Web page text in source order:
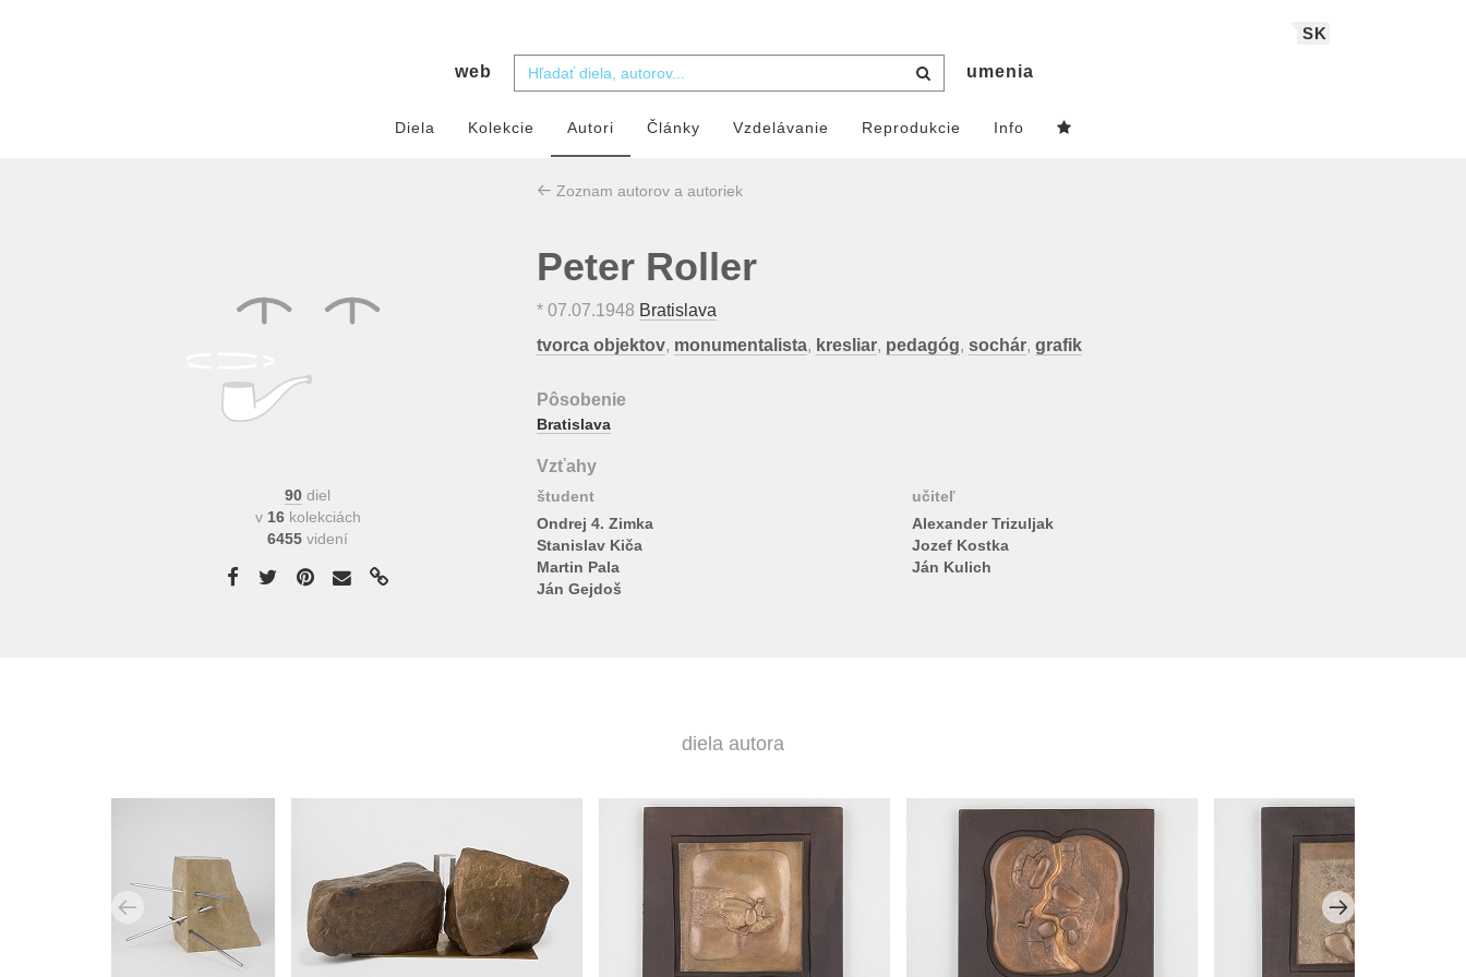
SK
web umenia
Diela Kolekcie Autori Články Vzdelávanie Reprodukcie Info
90 diel
v 16kolekciách
6455 videní
Zoznam autorov a autoriek
Peter Roller
* 07.07.1948 Bratislava
tvorca objektov, monumentalista, kresliar, pedagóg, sochár, grafik
Pôsobenie
Bratislava
Vzťahy
študent
učiteľ
Ondrej 4. Zimka
Stanislav Kiča
Martin Pala
Ján Gejdoš
Alexander Trizuljak
Jozef Kostka
Ján Kulich
diela autora